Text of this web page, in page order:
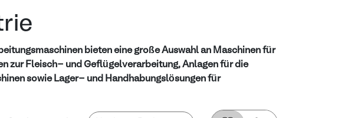
bieten eine große Auswahl an Maschinen für
zur Fleisch- und Geflügelverarbeitung, Anlagen für die
sowie Lager- und Handhabungslösungen für